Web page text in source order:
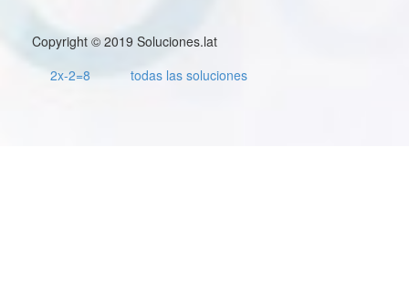
Copyright © 2019 Soluciones.lat
2x-2=8
todas las soluciones